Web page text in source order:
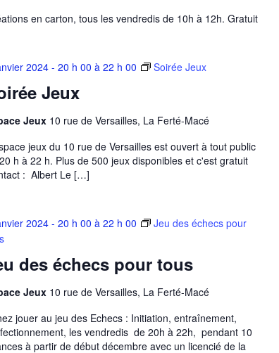
en carton, tous les vendredis de 10h à 12h. Gratuit
Jeux
2024 - 20 h 00 à 22 h 00 Soirée Jeux
Jeux 10 rue de Versailles, La Ferté-Macé
jeux du 10 rue de Versailles est ouvert à tout public
h à 22 h. Plus de 500 jeux disponibles et c'est gratuit
: Albert Le […]
des échecs pour tous
2024 - 20 h 00 à 22 h 00
Jeu des échecs pour
Jeux 10 rue de Versailles, La Ferté-Macé
jouer au jeu des Echecs : Initiation, entraînement,
les vendredis de 20h à 22h, pendant 10
à partir de début décembre avec un licencié de la